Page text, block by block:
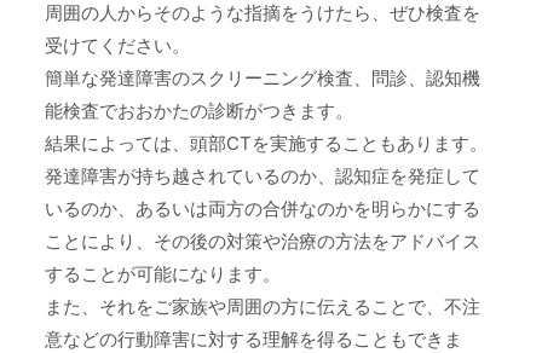
周囲の人からそのような指摘をうけたら、ぜひ検査を
受けてください。
簡単な発達障害のスクリーニング検査、問診、認知機
能検査でおおかたの診断がつきます。
結果によっては、頭部CTを実施することもあります。
発達障害が持ち越されているのか、認知症を発症して
いるのか、あるいは両方の合併なのかを明らかにする
ことにより、その後の対策や治療の方法をアドバイス
することが可能になります。
また、それをご家族や周囲の方に伝えることで、不注
意などの行動障害に対する理解を得ることもできま